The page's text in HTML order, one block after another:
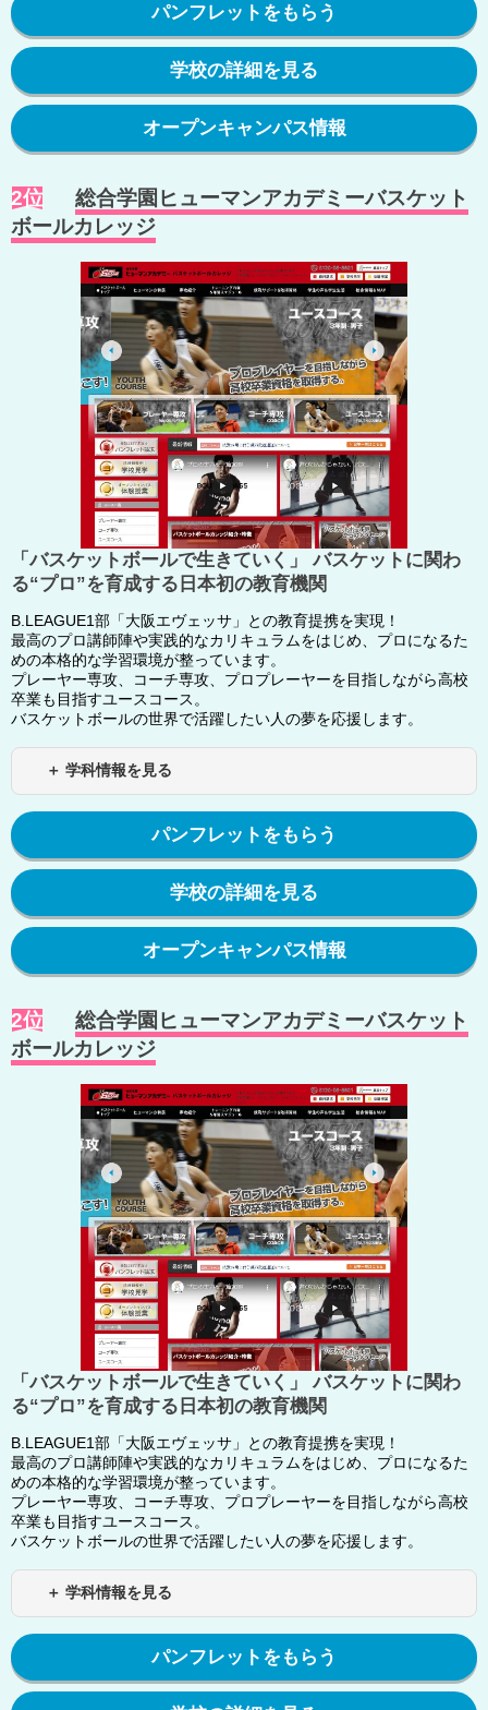
パンフレットをもらう
学校の詳細を見る
オープンキャンパス情報
2位
総合学園ヒューマンアカデミーバスケット
ボールカレッジ
「バスケットボールで生きていく」 バスケットに関わ
る“プロ”を育成する日本初の教育機関
B.LEAGUE1部「大阪エヴェッサ」との教育提携を実現！
最高のプロ講師陣や実践的なカリキュラムをはじめ、プロになるた
めの本格的な学習環境が整っています。
プレーヤー専攻、コーチ専攻、プロプレーヤーを目指しながら高校
卒業も目指すユースコース。
バスケットボールの世界で活躍したい人の夢を応援します。
＋ 学科情報を見る
パンフレットをもらう
学校の詳細を見る
オープンキャンパス情報
2位
総合学園ヒューマンアカデミーバスケット
ボールカレッジ
「バスケットボールで生きていく」 バスケットに関わ
る“プロ”を育成する日本初の教育機関
B.LEAGUE1部「大阪エヴェッサ」との教育提携を実現！
最高のプロ講師陣や実践的なカリキュラムをはじめ、プロになるた
めの本格的な学習環境が整っています。
プレーヤー専攻、コーチ専攻、プロプレーヤーを目指しながら高校
卒業も目指すユースコース。
バスケットボールの世界で活躍したい人の夢を応援します。
＋ 学科情報を見る
パンフレットをもらう